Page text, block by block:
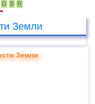
G S
R
Земли
Земли